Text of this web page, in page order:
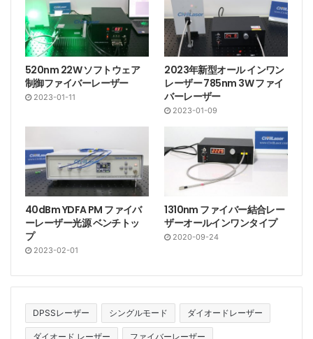
520nm 22W ソフトウェア
制御ファイバーレーザー
2023-01-11
2023年新型オール インワン
レーザー 785nm 3W ファイ
バーレーザー
2023-01-09
40dBm YDFA PM ファイバ
ーレーザー光源 ベンチトッ
プ
2023-02-01
1310nm ファイバー結合レー
ザーオールインワンタイプ
2020-09-24
DPSSレーザー シングルモード ダイオードレーザー
ダイオード レーザー ファイバーレーザー